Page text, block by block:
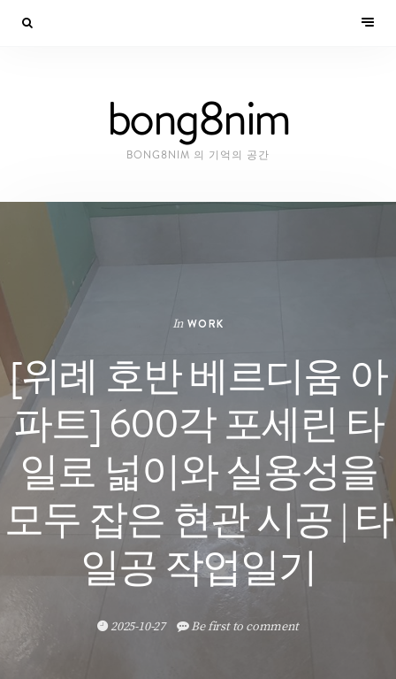
bong8nim
BONG8NIM 의 기억의 공간
In WORK
[위례 호반 베르디움 아
파트] 600각 포세린 타
일로 넓이와 실용성을
모두 잡은 현관 시공 | 타
일공 작업일기
2025-10-27 Be first to comment